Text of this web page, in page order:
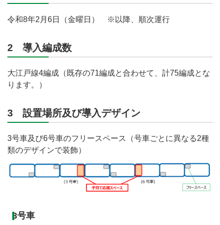
令和8年2月6日（金曜日） ※以降、順次運行
2 導入編成数
大江戸線4編成（既存の71編成と合わせて、計75編成とな
ります。）
3 設置場所及び導入デザイン
3号車及び6号車のフリースペース（号車ごとに異なる2種
類のデザインで装飾）
3号車